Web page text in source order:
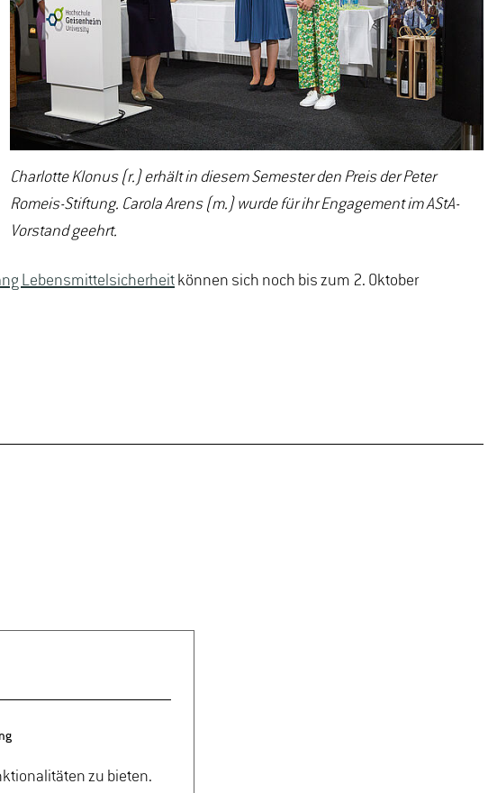
Charlotte Klonus (r.) erhält in diesem Semester den Preis der Peter
Romeis-Stiftung. Carola Arens (m.) wurde für ihr Engagement im AStA-
Vorstand geehrt.
Lebensmittelsicherheit können sich noch bis zum 2. Oktober
zu bieten.